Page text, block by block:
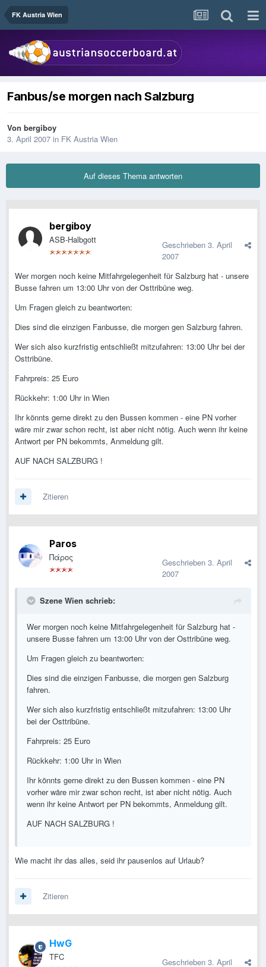
FK Austria Wien
Fanbus/se morgen nach Salzburg
Von bergiboy
3. April 2007 in FK Austria Wien
Auf dieses Thema antworten
bergiboy
ASB-Halbgott Geschrieben 3. April
2007
Wer morgen noch keine Mitfahrgelegenheit für Salzburg hat - unsere
Busse fahren um 13:00 Uhr von der Osttribüne weg.
Um Fragen gleich zu beantworten:
Dies sind die einzigen Fanbusse, die morgen gen Salzburg fahren.
Wer sich also kurzfristig entschließt mitzufahren: 13:00 Uhr bei der
Osttribüne.
Fahrpreis: 25 Euro
Rückkehr: 1:00 Uhr in Wien
Ihr könnts gerne direkt zu den Bussen kommen - eine PN vorher
wäre mir zwar schon recht, ist aber nicht nötig. Auch wenn ihr keine
Antwort per PN bekommts, Anmeldung gilt.
AUF NACH SALZBURG !
Zitieren
Paros
Πάρος Geschrieben 3. April
2007
Szene Wien schrieb:
Wer morgen noch keine Mitfahrgelegenheit für Salzburg hat -
unsere Busse fahren um 13:00 Uhr von der Osttribüne weg.
Um Fragen gleich zu beantworten:
Dies sind die einzigen Fanbusse, die morgen gen Salzburg
fahren.
Wer sich also kurzfristig entschließt mitzufahren: 13:00 Uhr
bei der Osttribüne.
Fahrpreis: 25 Euro
Rückkehr: 1:00 Uhr in Wien
Ihr könnts gerne direkt zu den Bussen kommen - eine PN
vorher wäre mir zwar schon recht, ist aber nicht nötig. Auch
wenn ihr keine Antwort per PN bekommts, Anmeldung gilt.
AUF NACH SALZBURG !
Wie macht ihr das alles, seid ihr pausenlos auf Urlaub?
Zitieren
HwG
TFC Geschrieben 3. April